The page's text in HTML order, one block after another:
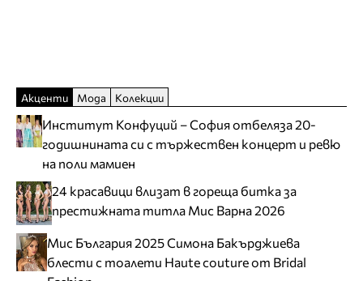
Акценти Мода Колекции
Институт Конфуций – София отбеляза 20-
годишнината си с тържествен концерт и ревю
на поли мамиен
24 красавици влизат в гореща битка за
престижната титла Мис Варна 2026
Мис България 2025 Симона Бакърджиева
блести с тоалети Haute couture от Bridal